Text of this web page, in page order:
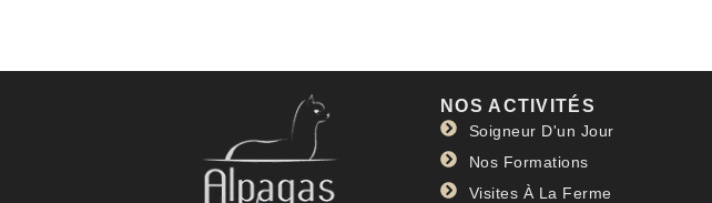
NOS ACTIVITÉS
Soigneur D'un Jour
Nos Formations
Visites À La Ferme